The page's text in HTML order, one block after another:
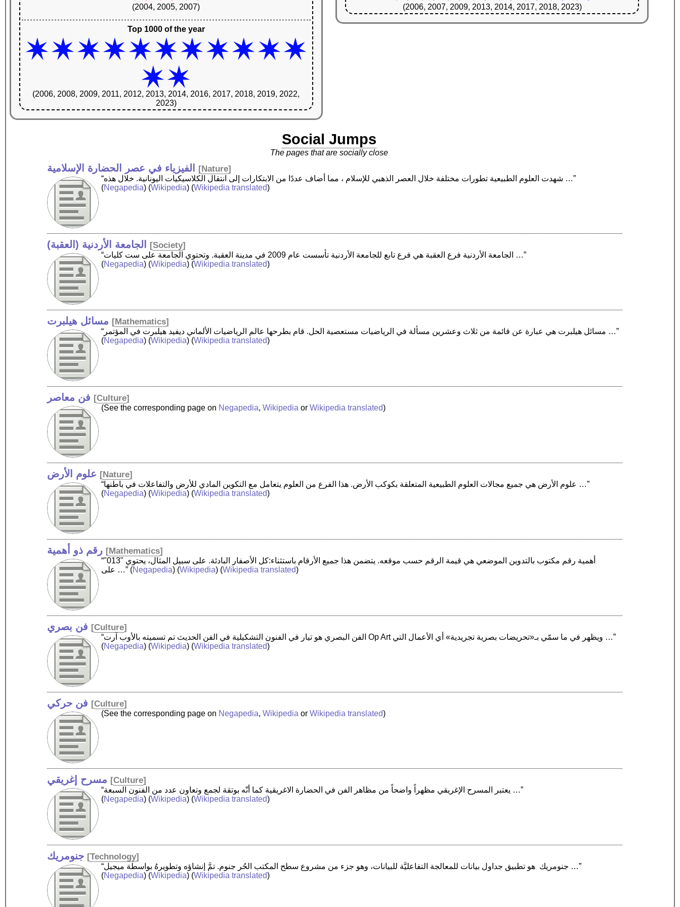
(2004, 2005, 2007)
Top 1000 of the year
(2006, 2008, 2009, 2011, 2012, 2013, 2014, 2016, 2017, 2018, 2019, 2022,
2023)
(2006, 2007, 2009, 2013, 2014, 2017, 2018, 2023)
Social Jumps
The pages that are socially close
الفيزياء في عصر الحضارة الإسلامية [Nature]
“شهدت العلوم الطبيعية تطورات مختلفة خلال العصر الذهبي للإسلام ، مما أضاف عددًا من الابتكارات إلى انتقال الكلاسيكيات اليونانية. خلال هذه …”
(Negapedia) (Wikipedia) (Wikipedia translated)
الجامعة الأردنية (العقبة) [Society]
“الجامعة الأردنية فرع العقبة هي فرع تابع للجامعة الأردنية تأسست عام 2009 في مدينة العقبة. وتحتوي الجامعة على ست كليات …”
(Negapedia) (Wikipedia) (Wikipedia translated)
مسائل هيلبرت [Mathematics]
“مسائل هيلبرت هي عبارة عن قائمة من ثلاث وعشرين مسألة في الرياضيات مستعصية الحل. قام بطرحها عالم الرياضيات الألماني ديفيد هيلبرت في المؤتمر …”
(Negapedia) (Wikipedia) (Wikipedia translated)
فن معاصر [Culture]
(See the corresponding page on Negapedia,Wikipedia orWikipedia translated)
علوم الأرض [Nature]
“علوم الأرض هي جميع مجالات العلوم الطبيعية المتعلقة بكوكب الأرض. هذا الفرع من العلوم يتعامل مع التكوين المادي للأرض والتفاعلات في باطنها …”
(Negapedia) (Wikipedia) (Wikipedia translated)
رقم ذو أهمية [Mathematics]
“أهمية رقم مكتوب بالتدوين الموضعي هي قيمة الرقم حسب موقعه. يتضمن هذا جميع الأرقام باستثناء:كل الأصفار البادئة. على سبيل المثال، يحتوي "013"
على …” (Negapedia) (Wikipedia) (Wikipedia translated)
فن بصري [Culture]
“الفن البصري هو تيار في الفنون التشكيلية في الفن الحديث تم تسميته بالأوب آرت Op Art ويظهر في ما سمّي بـ«تحريضات بصرية تجريدية» أي الأعمال التي …”
(Negapedia) (Wikipedia) (Wikipedia translated)
فن حركي [Culture]
(See the corresponding page on Negapedia,Wikipedia orWikipedia translated)
مسرح إغريقي [Culture]
“يعتبر المسرح الإغريقي مظهراً واضحاً من مظاهر الفن في الحضارة الاغريقية كما أنّه بوتقة لجمع وتعاون عدد من الفنون السبعة …”
(Negapedia) (Wikipedia) (Wikipedia translated)
جنومريك [Technology]
“جنومريك ‏ هو تطبيق جداول بيانات للمعالجة التفاعليَّة للبيانات، وهو جزء من مشروع سطح المكتب الحُر جنوم. تمَّ إنشاؤه وتطويرهُ بواسطة ميجيل …”
(Negapedia) (Wikipedia) (Wikipedia translated)